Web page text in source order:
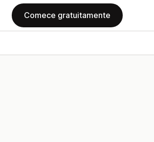
Comece gratuitamente